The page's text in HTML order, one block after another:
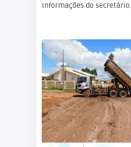
informações do secretário.